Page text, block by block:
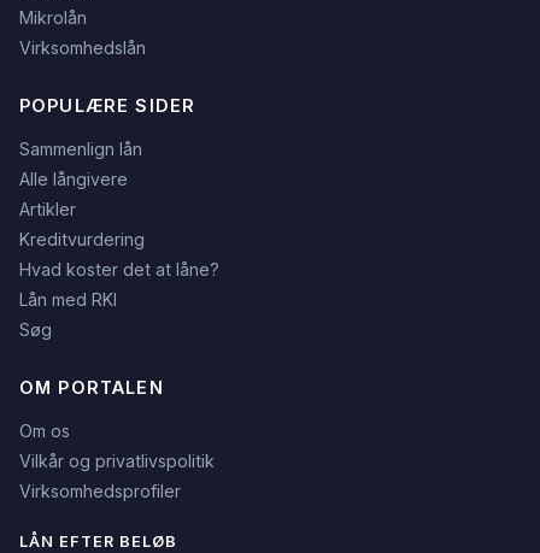
Mikrolån
Virksomhedslån
POPULÆRE SIDER
Sammenlign lån
Alle långivere
Artikler
Kreditvurdering
Hvad koster det at låne?
Lån med RKI
Søg
OM PORTALEN
Om os
Vilkår og privatlivspolitik
Virksomhedsprofiler
LÅN EFTER BELØB